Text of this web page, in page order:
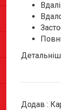
Додав :